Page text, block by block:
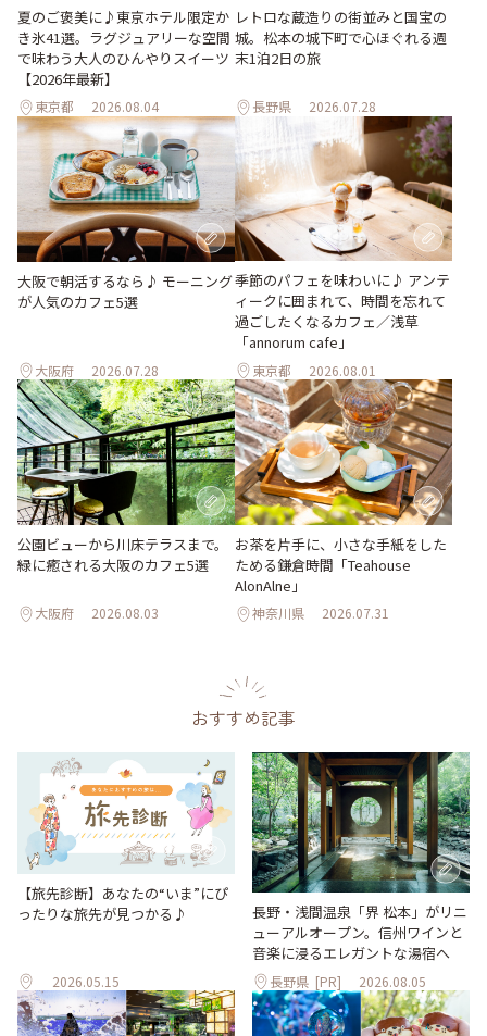
夏のご褒美に♪東京ホテル限定か
き氷41選。ラグジュアリーな空間
で味わう大人のひんやりスイーツ
【2026年最新】
東京都 2026.08.04
レトロな蔵造りの街並みと国宝の
城。松本の城下町で心ほぐれる週
末1泊2日の旅
長野県 2026.07.28
大阪で朝活するなら♪ モーニング
が人気のカフェ5選
大阪府 2026.07.28
季節のパフェを味わいに♪ アンテ
ィークに囲まれて、時間を忘れて
過ごしたくなるカフェ／浅草
「annorum cafe」
東京都 2026.08.01
公園ビューから川床テラスまで。
緑に癒される大阪のカフェ5選
大阪府 2026.08.03
お茶を片手に、小さな手紙をした
ためる鎌倉時間「Teahouse
AlonAlne」
神奈川県 2026.07.31
おすすめ記事
【旅先診断】あなたの“いま”にぴ
ったりな旅先が見つかる♪
2026.05.15
長野・浅間温泉「界 松本」がリニ
ューアルオープン。信州ワインと
音楽に浸るエレガントな湯宿へ
長野県 [PR] 2026.08.05